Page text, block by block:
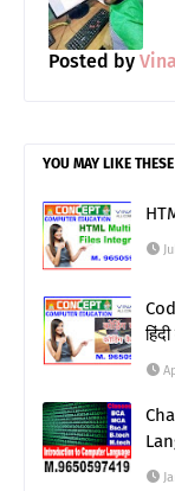
Posted by
YOU MAY LIKE